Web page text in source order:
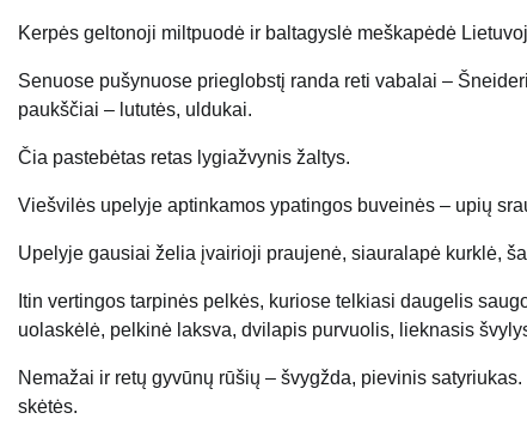
Kerpės geltonoji miltpuodė ir baltagyslė meškapėdė
Senuose pušynuose prieglobstį randa reti vabalai –
paukščiai – lututės, uldukai.
Čia pastebėtas retas lygiažvynis žaltys.
Viešvilės upelyje aptinkamos ypatingos buveinės – upių
Upelyje gausiai želia įvairioji praujenė, siauralapė kurklė,
Itin vertingos tarpinės pelkės, kuriose telkiasi daugelis
uolaskėlė, pelkinė laksva, dvilapis purvuolis, lieknasis
Nemažai ir retų gyvūnų rūšių – švygžda, pievinis
skėtės.